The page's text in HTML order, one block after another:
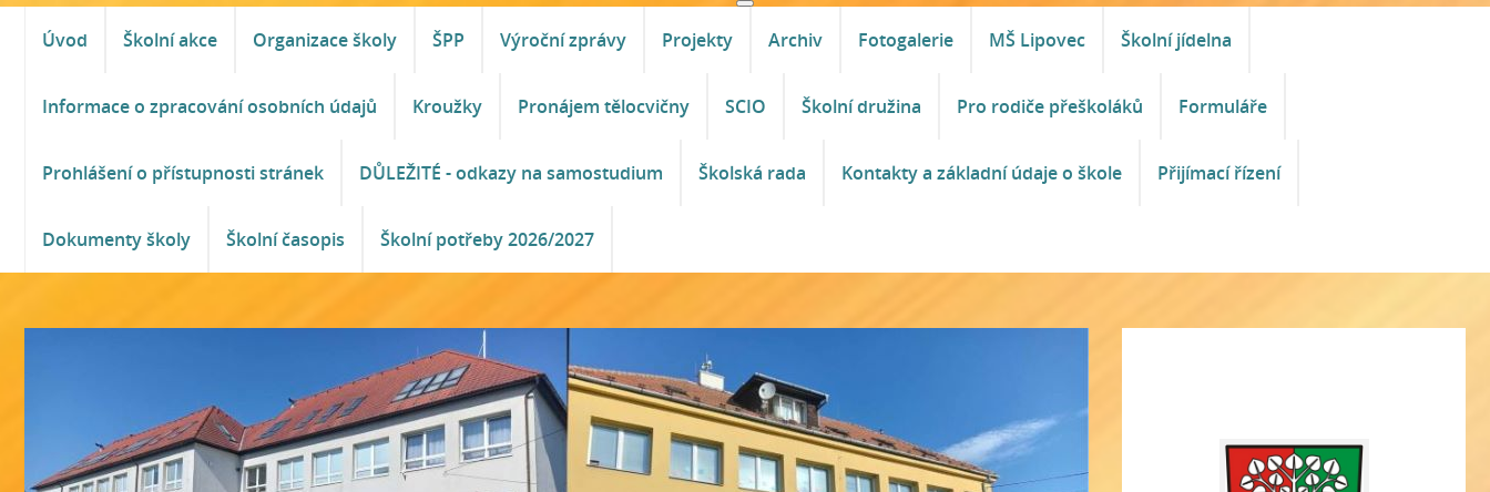
Úvod Školní akce Organizace školy ŠPP Výroční zprávy Projekty Archiv Fotogalerie MŠ Lipovec Školní jídelna
Informace o zpracování osobních údajů Kroužky Pronájem tělocvičny SCIO Školní družina Pro rodiče přeškoláků Formuláře
Prohlášení o přístupnosti stránek DŮLEŽITÉ - odkazy na samostudium Školská rada Kontakty a základní údaje o škole Přijímací řízení
Dokumenty školy Školní časopis Školní potřeby 2026/2027